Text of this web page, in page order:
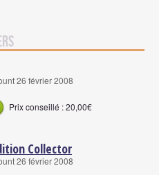
26 février 2008
Prix conseillé : 20,00€
Collector
26 février 2008